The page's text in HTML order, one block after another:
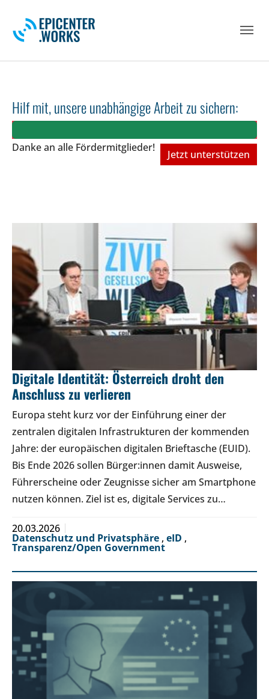
Hilf mit, unsere unabhängige Arbeit zu sichern:
Danke an alle Fördermitglieder!
Jetzt unterstützen
Digitale Identität: Österreich droht den
Anschluss zu verlieren
Europa steht kurz vor der Einführung einer der
zentralen digitalen Infrastrukturen der kommenden
Jahre: der europäischen digitalen Brieftasche (EUID).
Bis Ende 2026 sollen Bürger:innen damit Ausweise,
Führerscheine oder Zeugnisse sicher am Smartphone
nutzen können. Ziel ist es, digitale Services zu…
20.03.2026
Datenschutz und Privatsphäre , eID ,
Transparenz/Open Government